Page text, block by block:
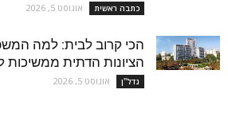
כתבה ראשית אוגוסט 5, 2026
הכי קרוב לבית: למה
הציונות הדתית ממשיכות
נדל''ן אוגוסט 5, 2026